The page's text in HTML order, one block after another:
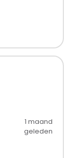
1 maand
geleden